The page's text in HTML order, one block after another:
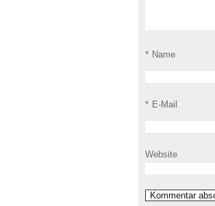
Name
*
E-Mail
*
Website